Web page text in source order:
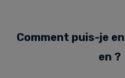
Comment puis-je
en ?